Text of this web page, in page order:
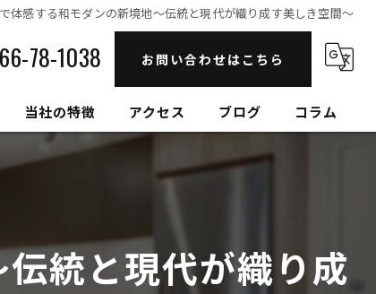
体感する和モダンの新境地〜伝統と現代が織り成す美しき空間〜
78-1038 お問い合わせはこちら
当社の特徴
セルロースファイバー
アクセス ブログ コラム
統と現代が織り成